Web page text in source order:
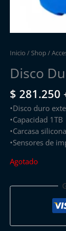
Inicio /Shop/
Disco
$ 281.250
•Disco duro
•Capacidad 1TB
•Carcasa
•Sensores de
Agotado